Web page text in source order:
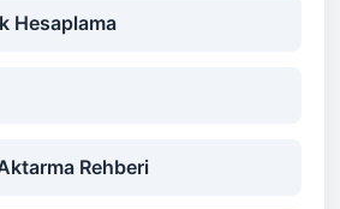
Hesaplama
Rehberi